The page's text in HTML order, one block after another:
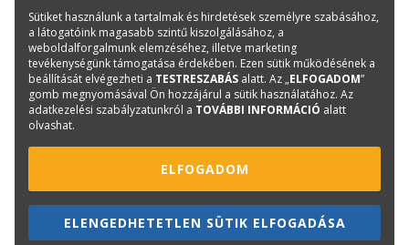
Könyv nyelve:
magyar
Kötészet:
kartonált, cérnafűzött, visszahajtott füllel
Kérdése van?
Bernáth Klára
Könyvesboltvezető
konyvrendeles@terc.hu
+36 70 670 5194
Sütiket használunk a tartalmak és hirdetések személyre szabásához,
a látogatóink magasabb szintű kiszolgálásához, a
weboldalforgalmunk elemzéséhez, illetve marketing
tevékenységünk támogatása érdekében. Ezen sütik működésének a
beállítását elvégezheti a TESTRESZABÁS alatt. Az „ELFOGADOM”
gomb megnyomásával Ön hozzájárul a sütik használatához. Az
adatkezelési szabályzatunkról a TOVÁBBI INFORMÁCIÓ alatt
olvashat.
ELFOGADOM
ELENGEDHETETLEN SÜTIK ELFOGADÁSA